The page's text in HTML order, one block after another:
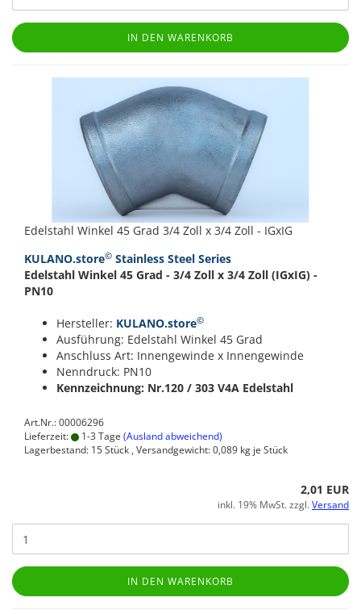
IN DEN WARENKORB
Edelstahl Winkel 45 Grad 3/4 Zoll x 3/4 Zoll - IGxIG
KULANO.store© Stainless Steel Series
Edelstahl Winkel 45 Grad - 3/4 Zoll x 3/4 Zoll (IGxIG) -
PN10
Hersteller: KULANO.store©
Ausführung: Edelstahl Winkel 45 Grad
Anschluss Art: Innengewinde x Innengewinde
Nenndruck: PN10
Kennzeichnung: Nr.120 / 303 V4A Edelstahl
Art.Nr.: 00006296
Lieferzeit:
1-3 Tage (Ausland abweichend)
Lagerbestand: 15 Stück , Versandgewicht:0,089 kg je Stück
2,01 EUR
inkl. 19% MwSt. zzgl.Versand
IN DEN WARENKORB